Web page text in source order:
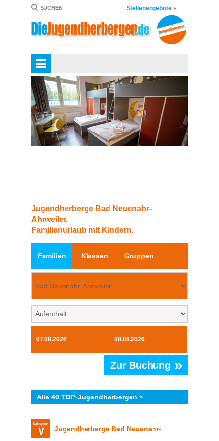
SUCHEN Stellenangebote »
Jugendherberge Bad Neuenahr-
Ahrweiler.
Familienurlaub mit Kindern.
Familien Klassen Gruppen
Zur Buchung »
Alle 40 TOP-Jugendherbergen »
Jugendherberge Bad Neuenahr-